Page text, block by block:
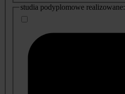
studia podyplomowe realizowane: